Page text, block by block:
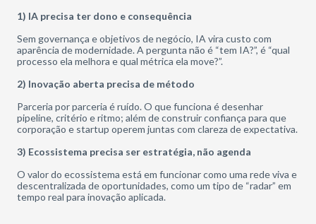
1) IA precisa ter dono e consequência
Sem governança e objetivos de negócio, IA vira custo com
aparência de modernidade. A pergunta não é “tem IA?”, é “qual
processo ela melhora e qual métrica ela move?”.
2) Inovação aberta precisa de método
Parceria por parceria é ruído. O que funciona é desenhar
pipeline, critério e ritmo; além de construir confiança para que
corporação e startup operem juntas com clareza de expectativa.
3) Ecossistema precisa ser estratégia, não agenda
O valor do ecossistema está em funcionar como uma rede viva e
descentralizada de oportunidades, como um tipo de “radar” em
tempo real para inovação aplicada.